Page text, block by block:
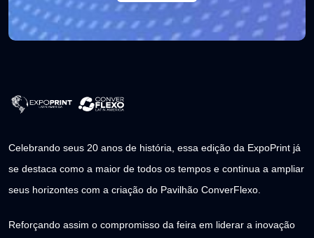
Celebrando seus 20 anos de história, essa edição da ExpoPrint já
se destaca como a maior de todos os tempos e continua a ampliar
seus horizontes com a criação do Pavilhão ConverFlexo.
Reforçando assim o compromisso da feira em liderar a inovação